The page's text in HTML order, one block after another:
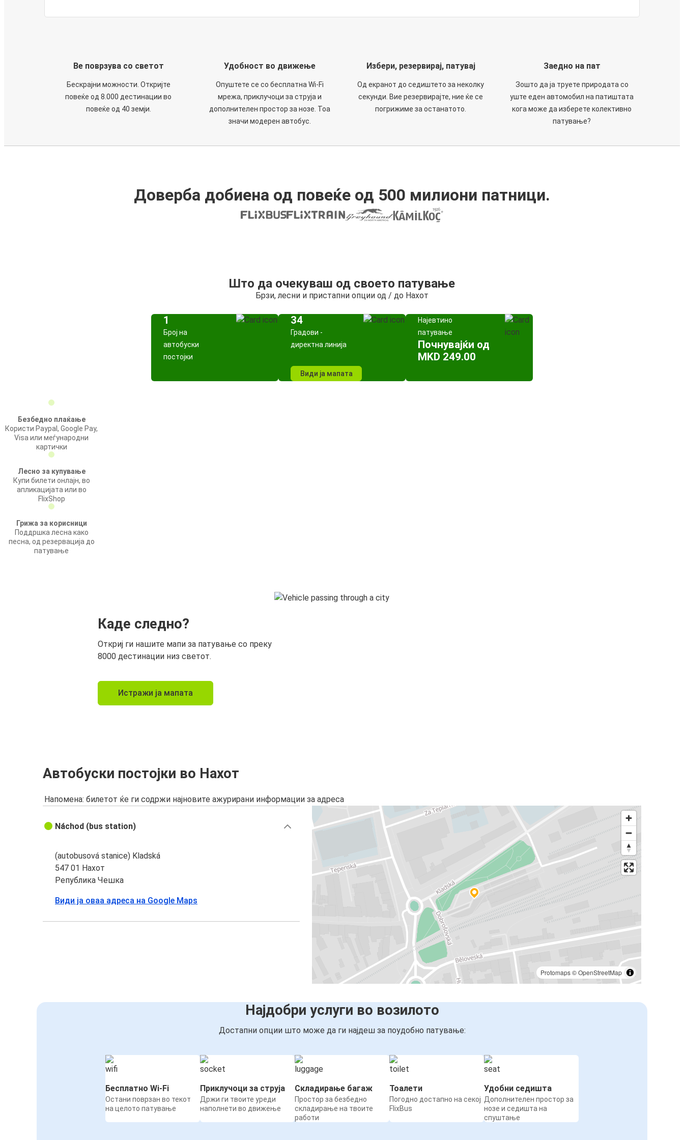
Ве поврзува со светот
Бескрајни можности. Откријте
повеќе од 8.000 дестинации во
повеќе од 40 земји.
Удобност во движење
Опуштете се со бесплатна Wi-Fi
мрежа, приклучоци за струја и
дополнителен простор за нозе. Тоа
значи модерен автобус.
Избери, резервирај, патувај
Од екранот до седиштето за неколку
секунди. Вие резервирајте, ние ќе се
погрижиме за останатото.
Заедно на пат
Зошто да ја труете природата со
уште еден автомобил на патиштата
кога може да изберете колективно
патување?
Доверба добиена од повеќе од 500 милиони патници.
Што да очекуваш од своето патување
Брзи, лесни и пристапни опции од / до Нахот
1
Број на
автобуски
постојки
34
Градови -
директна линија
Види ја мапата
Најевтино
патување
Почнувајќи од
MKD 249.00
Безбедно плаќање
Користи Paypal, Google Pay,
Visa или меѓународни
картички
Лесно за купување
Купи билети онлајн, во
апликацијата или во
FlixShop
Грижа за корисници
Поддршка лесна како
песна, од резервација до
патување
Каде следно?
Откриј ги нашите мапи за патување со преку
8000 дестинации низ светот.
Истражи ја мапата
Автобуски постојки во Нахот
Напомена: билетот ќе ги содржи најновите ажурирани информации за адреса
Protomaps©OpenStreetMap
Náchod (bus station)
(autobusová stanice) Kladská
547 01 Нахот
Република Чешка
Види ја оваа адреса на Google Maps
Најдобри услуги во возилото
Достапни опции што може да ги најдеш за поудобно патување:
Бесплатно Wi-Fi
Остани поврзан во текот
на целото патување
Приклучоци за струја
Држи ги твоите уреди
наполнети во движење
Складирање багаж
Простор за безбедно
складирање на твоите
работи
Тоалети
Погодно достапно на секој
FlixBus
Удобни седишта
Дополнителен простор за
нозе и седишта на
спуштање